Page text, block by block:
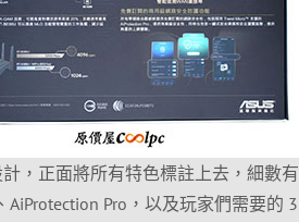
，正面將所有特色標註上去，細數有
AiProtection Pro，以及玩家們需要的 3